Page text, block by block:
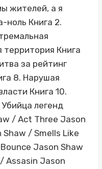
жителей, а я
ноль Книга 2.
территория Книга
за рейтинг
8. Нарушая
Книга 10.
легенд
/ Act Three Jason
/ Smells Like
Jason Shaw
Assasin Jason